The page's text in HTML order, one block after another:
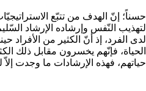
حسناً؛ إنّ الهدف من تتبّع
لتهذيب النّفس وإرشاده الإرشاد
لدى الفرد، إذ أنّ الكثير من الأفراد
الحياة، فإنّهم يخسرون مقابل ذلك
حياتهم، فهذه الإرشادات ما وجدت إلاّ